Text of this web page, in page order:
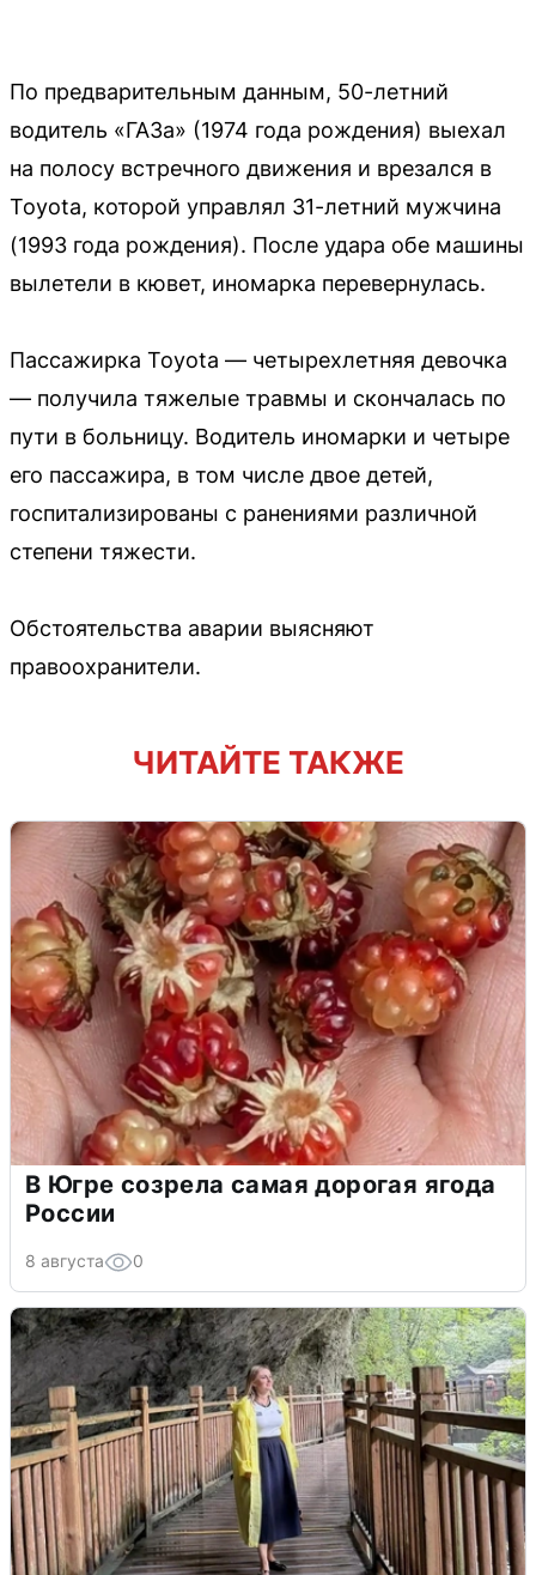
По предварительным данным, 50-летний
водитель «ГАЗа» (1974 года рождения) выехал
на полосу встречного движения и врезался в
Toyota, которой управлял 31-летний мужчина
(1993 года рождения). После удара обе машины
вылетели в кювет, иномарка перевернулась.
Пассажирка Toyota — четырехлетняя девочка
— получила тяжелые травмы и скончалась по
пути в больницу. Водитель иномарки и четыре
его пассажира, в том числе двое детей,
госпитализированы с ранениями различной
степени тяжести.
Обстоятельства аварии выясняют
правоохранители.
ЧИТАЙТЕ ТАКЖЕ
В Югре созрела самая дорогая ягода
России
8 августа 0